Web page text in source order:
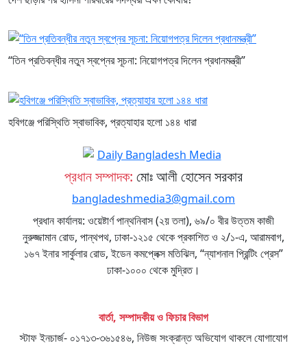
“তিন প্রতিবন্ধীর নতুন স্বপ্নের সূচনা: নিয়োগপত্র দিলেন প্রধানমন্ত্রী”
হবিগঞ্জে পরিস্থিতি স্বাভাবিক, প্রত্যাহার হলো ১৪৪ ধারা
প্রধান সম্পাদক: মোঃ আলী হোসেন সরকার
bangladeshmedia3@gmail.com
প্রধান কার্যালয়: ওয়েষ্টার্ণ পান্থনিবাস (২য় তলা), ৬৯/০ বীর উত্তম কাজী
নুরুজ্জামান রোড, পান্থপথ, ঢাকা-১২১৫ থেকে প্রকাশিত ও ২/১-এ, আরামবাগ,
১৬৭ ইনার সার্কুলার রোড, ইডেন কমপ্লেক্স মতিঝিল, “ন্যাশনাল প্রিন্টিং প্রেস”
ঢাকা-১০০০ থেকে মুদ্রিত।
বার্তা, সম্পাদকীয় ও ফিচার বিভাগ
স্টাফ ইনচার্জ- ০১৭১৩-৩৬১৫৪৬, নিউজ সংক্রান্ত অভিযোগ থাকলে যোগাযোগ